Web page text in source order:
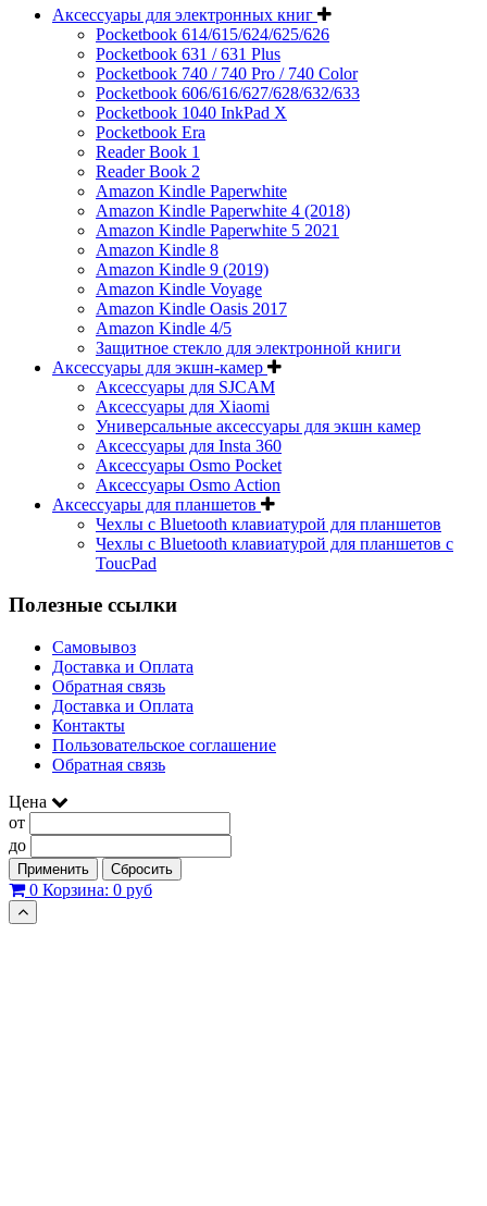
Аксессуары для электронных книг
Pocketbook 614/615/624/625/626
Pocketbook 631 / 631 Plus
Pocketbook 740 / 740 Pro / 740 Color
Pocketbook 606/616/627/628/632/633
Pocketbook 1040 InkPad X
Pocketbook Era
Reader Book 1
Reader Book 2
Amazon Kindle Paperwhite
Amazon Kindle Paperwhite 4 (2018)
Amazon Kindle Paperwhite 5 2021
Amazon Kindle 8
Amazon Kindle 9 (2019)
Amazon Kindle Voyage
Amazon Kindle Oasis 2017
Amazon Kindle 4/5
Защитное стекло для электронной книги
Аксессуары для экшн-камер
Аксессуары для SJCAM
Аксессуары для Xiaomi
Универсальные аксессуары для экшн камер
Аксессуары для Insta 360
Аксессуары Osmo Pocket
Аксессуары Osmo Action
Аксессуары для планшетов
Чехлы с Bluetooth клавиатурой для планшетов
Чехлы с Bluetooth клавиатурой для планшетов с
ToucPad
Полезные ссылки
Самовывоз
Доставка и Оплата
Обратная связь
Доставка и Оплата
Контакты
Пользовательское соглашение
Обратная связь
Цена
от
до
Применить Сбросить
0 Корзина: 0 руб